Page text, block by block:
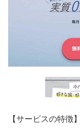
【サービスの特徴】